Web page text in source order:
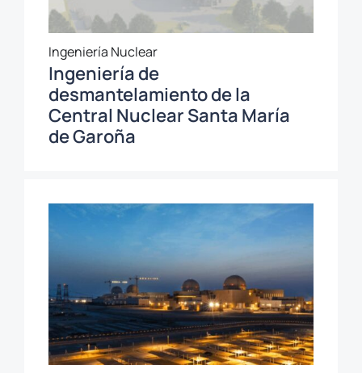
Ingeniería Nuclear
Ingeniería de
desmantelamiento de la
Central Nuclear Santa María
de Garoña